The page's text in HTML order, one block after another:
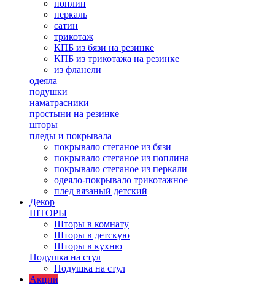
поплин
перкаль
сатин
трикотаж
КПБ из бязи на резинке
КПБ из трикотажа на резинке
из фланели
одеяла
подушки
наматрасники
простыни на резинке
шторы
пледы и покрывала
покрывало стеганое из бязи
покрывало стеганое из поплина
покрывало стеганое из перкали
одеяло-покрывало трикотажное
плед вязаный детский
Декор
ШТОРЫ
Шторы в комнату
Шторы в детскую
Шторы в кухню
Подушка на стул
Подушка на стул
Акции